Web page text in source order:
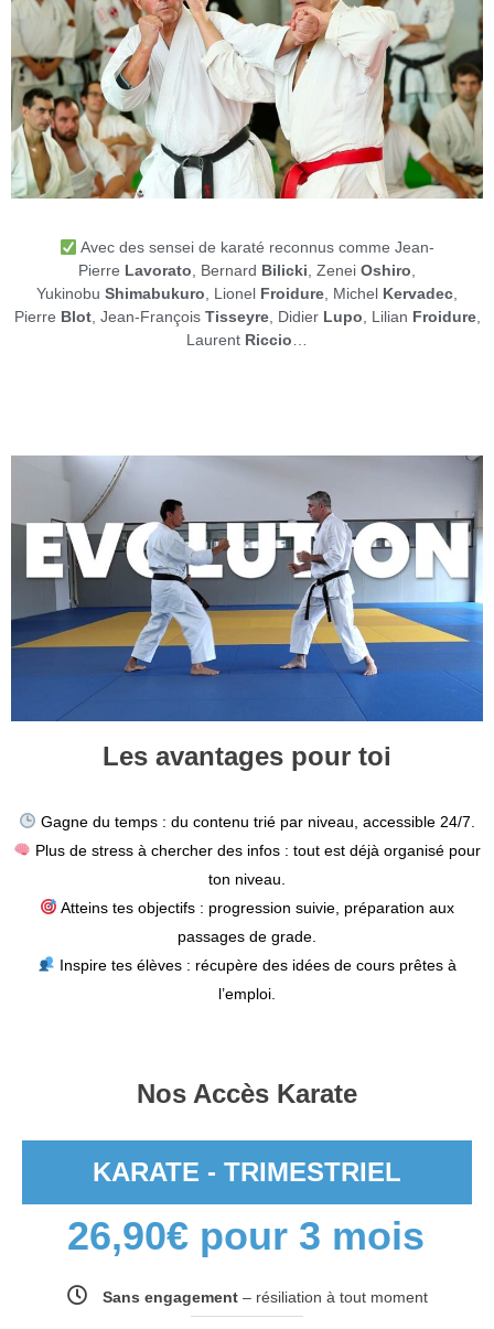
Avec des sensei de karaté reconnus comme Jean-
Pierre Lavorato, Bernard Bilicki, Zenei Oshiro,
Yukinobu Shimabukuro, Lionel Froidure, Michel Kervadec,
Pierre Blot, Jean-François Tisseyre, Didier Lupo, Lilian Froidure,
Laurent Riccio…
Les avantages pour toi
Gagne du temps : du contenu trié par niveau, accessible 24/7.
Plus de stress à chercher des infos : tout est déjà organisé pour
ton niveau.
Atteins tes objectifs : progression suivie, préparation aux
passages de grade.
Inspire tes élèves : récupère des idées de cours prêtes à
l’emploi.
Nos Accès Karate
KARATE - TRIMESTRIEL
26,90€pour 3 mois
Sans engagement– résiliation à tout moment